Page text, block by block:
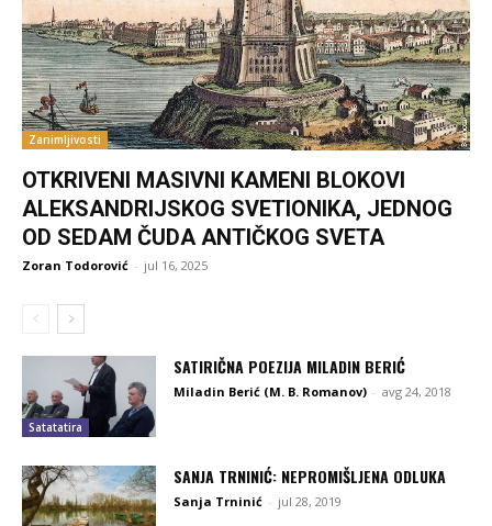
Zanimljivosti
OTKRIVENI MASIVNI KAMENI BLOKOVI
ALEKSANDRIJSKOG SVETIONIKA, JEDNOG
OD SEDAM ČUDA ANTIČKOG SVETA
Zoran Todorović - jul 16, 2025
Satatatira
SATIRIČNA POEZIJA MILADIN BERIĆ
Miladin Berić (M. B. Romanov) - avg 24, 2018
SANJA TRNINIĆ: NEPROMIŠLJENA ODLUKA
Sanja Trninić - jul 28, 2019